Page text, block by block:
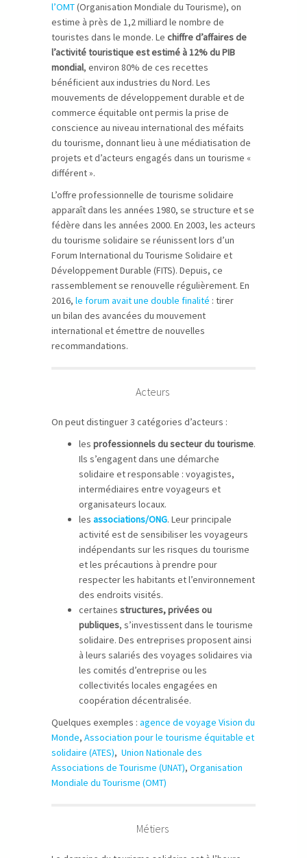
l’OMT(Organisation Mondiale du Tourisme), on
estime à près de 1,2 milliard le nombre de
touristes dans le monde. Le chiffre d’affaires de
l’activité touristique est estimé à 12% du PIB
mondial, environ 80% de ces recettes
bénéficient aux industries du Nord. Les
mouvements de développement durable et de
commerce équitable ont permis la prise de
conscience au niveau international des méfaits
du tourisme, donnant lieu à une médiatisation de
projets et d’acteurs engagés dans un tourisme «
différent ».
L’offre professionnelle de tourisme solidaire
apparaît dans les années 1980, se structure et se
fédère dans les années 2000. En 2003, les acteurs
du tourisme solidaire se réunissent lors d’un
Forum International du Tourisme Solidaire et
Développement Durable (FITS). Depuis, ce
rassemblement se renouvelle régulièrement. En
2016, le forum avait une double finalité : tirer
un bilan des avancées du mouvement
international et émettre de nouvelles
recommandations.
Acteurs
On peut distinguer 3 catégories d’acteurs :
les professionnels du secteur du tourisme.
Ils s’engagent dans une démarche
solidaire et responsable : voyagistes,
intermédiaires entre voyageurs et
organisateurs locaux.
les associations/ONG. Leur principale
activité est de sensibiliser les voyageurs
indépendants sur les risques du tourisme
et les précautions à prendre pour
respecter les habitants et l’environnement
des endroits visités.
certaines structures, privées ou
publiques, s’investissent dans le tourisme
solidaire. Des entreprises proposent ainsi
à leurs salariés des voyages solidaires via
les comités d’entreprise ou les
collectivités locales engagées en
coopération décentralisée.
Quelques exemples : agence de voyage Vision du
Monde, Association pour le tourisme équitable et
solidaire (ATES), Union Nationale des
Associations de Tourisme (UNAT), Organisation
Mondiale du Tourisme (OMT)
Métiers